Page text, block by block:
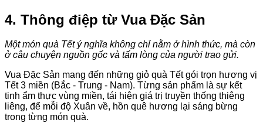
4. Thông điệp từ Vua Đặc Sản
Một món quà Tết ý nghĩa không chỉ nằm ở hình thức, mà còn
ở câu chuyện nguồn gốc và tấm lòng của người trao gửi.
Vua Đặc Sản mang đến những giỏ quà Tết gói trọn hương vị
Tết 3 miền (Bắc - Trung - Nam). Từng sản phẩm là sự kết
tinh ẩm thực vùng miền, tái hiện giá trị truyền thống thiêng
liêng, để mỗi độ Xuân về, hồn quê hương lại sáng bừng
trong từng món quà.